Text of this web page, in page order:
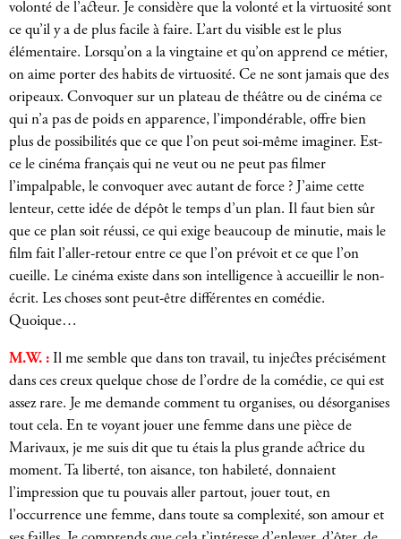
volonté de l’acteur. Je considère que la volonté et la virtuosité sont
ce qu’il y a de plus facile à faire. L’art du visible est le plus
élémentaire. Lorsqu’on a la vingtaine et qu’on apprend ce métier,
on aime porter des habits de virtuosité. Ce ne sont jamais que des
oripeaux. Convoquer sur un plateau de théâtre ou de cinéma ce
qui n’a pas de poids en apparence, l’impondérable, offre bien
plus de possibilités que ce que l’on peut soi-même imaginer. Est-
ce le cinéma français qui ne veut ou ne peut pas filmer
l’impalpable, le convoquer avec autant de force ? J’aime cette
lenteur, cette idée de dépôt le temps d’un plan. Il faut bien sûr
que ce plan soit réussi, ce qui exige beaucoup de minutie, mais le
film fait l’aller-retour entre ce que l’on prévoit et ce que l’on
cueille. Le cinéma existe dans son intelligence à accueillir le non-
écrit. Les choses sont peut-être différentes en comédie.
Quoique…
M.W. : Il me semble que dans ton travail, tu injectes précisément
dans ces creux quelque chose de l’ordre de la comédie, ce qui est
assez rare. Je me demande comment tu organises, ou désorganises
tout cela. En te voyant jouer une femme dans une pièce de
Marivaux, je me suis dit que tu étais la plus grande actrice du
moment. Ta liberté, ton aisance, ton habileté, donnaient
l’impression que tu pouvais aller partout, jouer tout, en
l’occurrence une femme, dans toute sa complexité, son amour et